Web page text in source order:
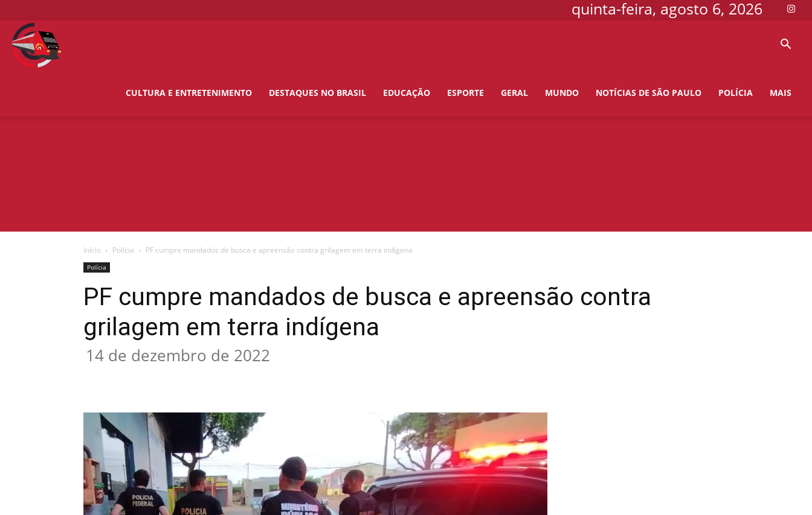
quinta-feira, agosto 6, 2026
CULTURA E ENTRETENIMENTO DESTAQUES NO BRASIL EDUCAÇÃO ESPORTE GERAL MUNDO NOTÍCIAS DE SÃO PAULO POLÍCIA MAIS
Início Polícia PF cumpre mandados de busca e apreensão contra grilagem em terra indígena
Polícia
PF cumpre mandados de busca e apreensão contra
grilagem em terra indígena
14 de dezembro de 2022